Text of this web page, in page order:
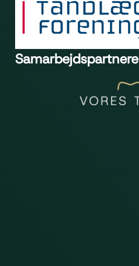
Samarbejdspartnere